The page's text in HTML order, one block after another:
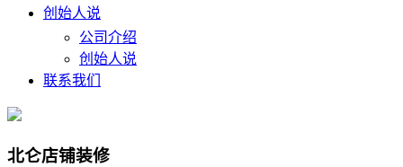
创始人说
公司介绍
创始人说
联系我们
北仑店铺装修